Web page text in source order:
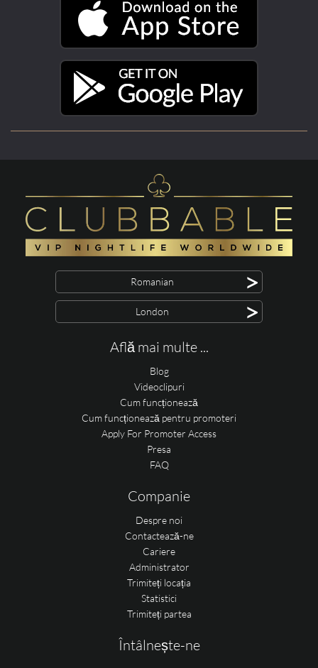
Romanian >
London >
Află mai multe ...
Blog
Videoclipuri
Cum funcționează
Cum funcționează pentru promoteri
Apply For Promoter Access
Presa
FAQ
Companie
Despre noi
Contactează-ne
Cariere
Administrator
Trimiteți locația
Statistici
Trimiteți partea
Întâlnește-ne